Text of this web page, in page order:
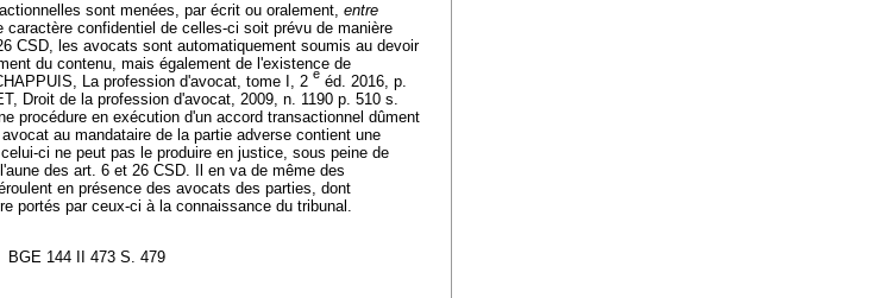
sont menées, par écrit ou oralement, entre
caractère confidentiel de celles-ci soit prévu de manière
CSD, les avocats sont automatiquement soumis au devoir
du contenu, mais également de l'existence de
La profession d'avocat, tome I, 2 e éd. 2016, p.
Droit de la profession d'avocat, 2009, n. 1190 p. 510 s.
procédure en exécution d'un accord transactionnel dûment
au mandataire de la partie adverse contient une
ci ne peut pas le produire en justice, sous peine de
des art. 6 et 26 CSD. Il en va de même des
en présence des avocats des parties, dont
portés par ceux-ci à la connaissance du tribunal.
BGE 144 II 473 S. 479